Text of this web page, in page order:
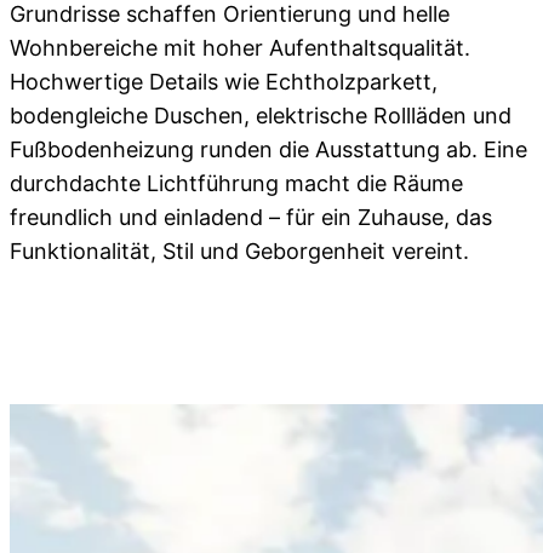
Grundrisse schaffen Orientierung und helle
Wohnbereiche mit hoher Aufenthaltsqualität.
Hochwertige Details wie Echtholzparkett,
bodengleiche Duschen, elektrische Rollläden und
Fußbodenheizung runden die Ausstattung ab. Eine
durchdachte Lichtführung macht die Räume
freundlich und einladend – für ein Zuhause, das
Funktionalität, Stil und Geborgenheit vereint.